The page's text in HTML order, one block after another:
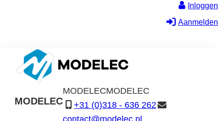
Inloggen
Aanmelden
MODELEC
MODELECMODELEC
+31 (0)318 - 636 262
contact@modelec.nl